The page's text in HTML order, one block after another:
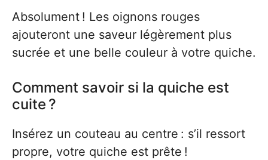
Absolument ! Les oignons rouges
ajouteront une saveur légèrement plus
sucrée et une belle couleur à votre quiche.
Comment savoir si la quiche est
cuite ?
Insérez un couteau au centre : s’il ressort
propre, votre quiche est prête !